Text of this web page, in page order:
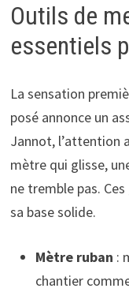
Outils de
essentiels
La sensation
posé annonce un
Jannot, l’attention
mètre qui glisse,
ne tremble pas.
sa base solide.
Mètre ruban :
chantier